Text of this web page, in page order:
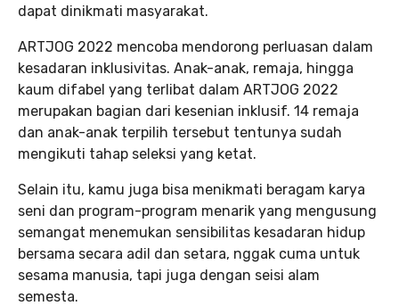
dapat dinikmati masyarakat.
ARTJOG 2022 mencoba mendorong perluasan dalam
kesadaran inklusivitas. Anak-anak, remaja, hingga
kaum difabel yang terlibat dalam ARTJOG 2022
merupakan bagian dari kesenian inklusif. 14 remaja
dan anak-anak terpilih tersebut tentunya sudah
mengikuti tahap seleksi yang ketat.
Selain itu, kamu juga bisa menikmati beragam karya
seni dan program-program menarik yang mengusung
semangat menemukan sensibilitas kesadaran hidup
bersama secara adil dan setara, nggak cuma untuk
sesama manusia, tapi juga dengan seisi alam
semesta.